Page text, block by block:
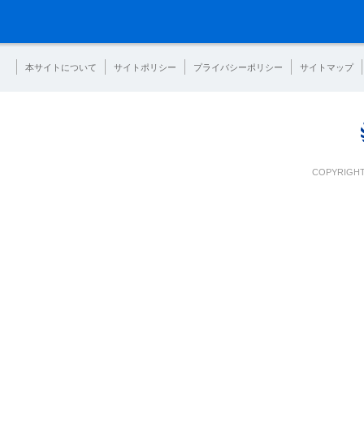
本サイトについて サイトポリシー プライバシーポリシー サイトマップ